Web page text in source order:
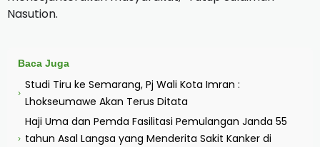
Nasution.
Baca Juga
›
Studi Tiru ke Semarang, Pj Wali Kota Imran :
Lhokseumawe Akan Terus Ditata
›
Haji Uma dan Pemda Fasilitasi Pemulangan Janda 55
tahun Asal Langsa yang Menderita Sakit Kanker di